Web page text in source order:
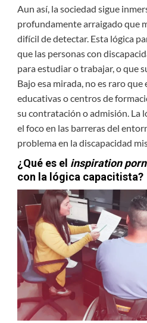
Aun así, la sociedad sigue
profundamente arraigado que
difícil de detectar. Esta lógica
que las personas con
para estudiar o trabajar, o que
Bajo esa mirada, no es raro
educativas o centros de
su contratación o admisión. La
el foco en las barreras del
problema en la discapacidad
¿Qué es el inspiration porn
con la lógica capacitista?